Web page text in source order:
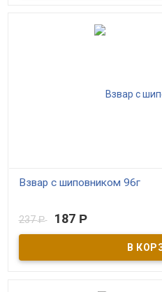
Взвар с шиповником 96г
изготовленный по древнему
сибирские яблочки слегка
целебных растений.
237Р 187 Р